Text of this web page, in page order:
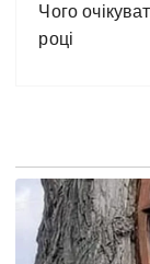
Чого
році